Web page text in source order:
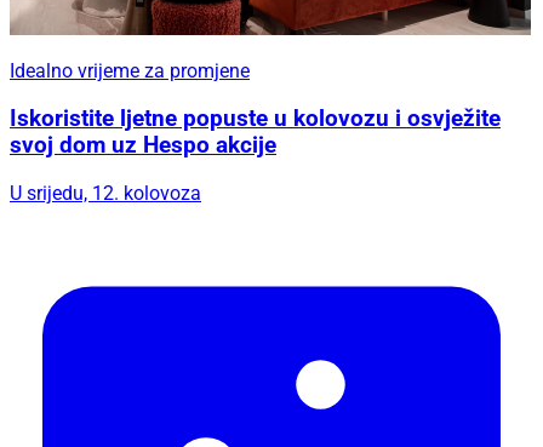
Idealno vrijeme za promjene
Iskoristite ljetne popuste u kolovozu i osvježite
svoj dom uz Hespo akcije
U srijedu, 12. kolovoza